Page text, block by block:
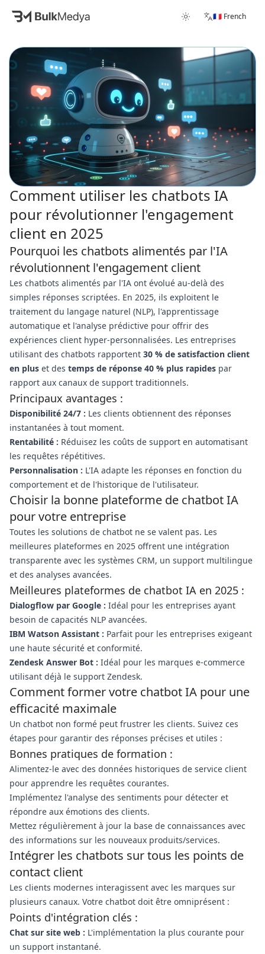
🇫🇷 French
Comment utiliser les chatbots IA
pour révolutionner l'engagement
client en 2025
Pourquoi les chatbots alimentés par l'IA
révolutionnent l'engagement client
Les chatbots alimentés par l'IA ont évolué au-delà des
simples réponses scriptées. En 2025, ils exploitent le
traitement du langage naturel (NLP), l'apprentissage
automatique et l'analyse prédictive pour offrir des
expériences client hyper-personnalisées. Les entreprises
utilisant des chatbots rapportent 30 % de satisfaction client
en plus et des temps de réponse 40 % plus rapides par
rapport aux canaux de support traditionnels.
Principaux avantages :
Disponibilité 24/7 : Les clients obtiennent des réponses
instantanées à tout moment.
Rentabilité : Réduisez les coûts de support en automatisant
les requêtes répétitives.
Personnalisation : L'IA adapte les réponses en fonction du
comportement et de l'historique de l'utilisateur.
Choisir la bonne plateforme de chatbot IA
pour votre entreprise
Toutes les solutions de chatbot ne se valent pas. Les
meilleures plateformes en 2025 offrent une intégration
transparente avec les systèmes CRM, un support multilingue
et des analyses avancées.
Meilleures plateformes de chatbot IA en 2025 :
Dialogflow par Google : Idéal pour les entreprises ayant
besoin de capacités NLP avancées.
IBM Watson Assistant : Parfait pour les entreprises exigeant
une haute sécurité et conformité.
Zendesk Answer Bot : Idéal pour les marques e-commerce
utilisant déjà le support Zendesk.
Comment former votre chatbot IA pour une
efficacité maximale
Un chatbot non formé peut frustrer les clients. Suivez ces
étapes pour garantir des réponses précises et utiles :
Bonnes pratiques de formation :
Alimentez-le avec des données historiques de service client
pour apprendre les requêtes courantes.
Implémentez l'analyse des sentiments pour détecter et
répondre aux émotions des clients.
Mettez régulièrement à jour la base de connaissances avec
des informations sur les nouveaux produits/services.
Intégrer les chatbots sur tous les points de
contact client
Les clients modernes interagissent avec les marques sur
plusieurs canaux. Votre chatbot doit être omniprésent :
Points d'intégration clés :
Chat sur site web : L'implémentation la plus courante pour
un support instantané.